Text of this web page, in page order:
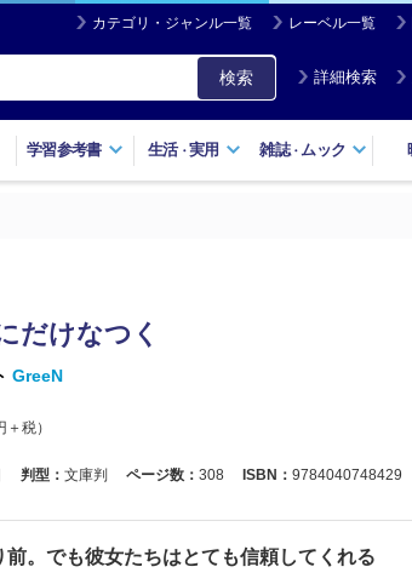
カテゴリ・ジャンル一覧 レーベル一覧
検索 詳細検索
学習参考書 生活・実用 雑誌・ ムック
だけなつく
GreeN
＋税）
判型： 文庫判 ページ数： 308 ISBN： 9784040748429
。でも彼女たちはとても信頼してくれる